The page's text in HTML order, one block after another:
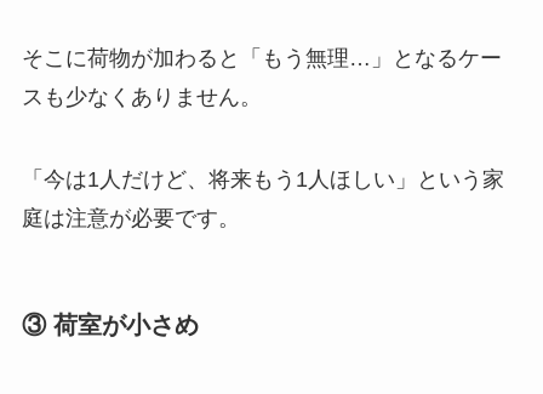
そこに荷物が加わると「もう無理…」となるケー
スも少なくありません。
「今は1人だけど、将来もう1人ほしい」という家
庭は注意が必要です。
③ 荷室が小さめ